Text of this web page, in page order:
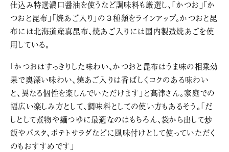
仕込み特選濃口醤油を使うなど調味料も厳選し、「かつお」「か
つおと昆布」「焼あご入り」の３種類をラインアップ。かつおと昆
布には北海道産真昆布、焼あご入りには国内製造焼あごを使
用している。
「かつおはすっきりした味わい、かつおと昆布はうま味の相乗効
果で奥深い味わい、焼あご入りは香ばしくコクのある味わい
と、異なる個性を楽しんでいただけます」と髙津さん。家庭での
幅広い楽しみ方として、調味料としての使い方もあるそう。「だ
しとして煮物や麺つゆに最適なのはもちろん、袋から出して炒
飯やパスタ、ポテトサラダなどに風味付けとして使っていただく
のもおすすめです」